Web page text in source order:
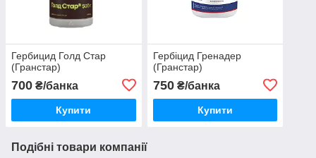
Гербицид Голд Стар
(Гранстар)
700 ₴/банка
Купити
Гербіцид Гренадер
(Гранстар)
750₴/банка
Купити
Подібні товари компанії